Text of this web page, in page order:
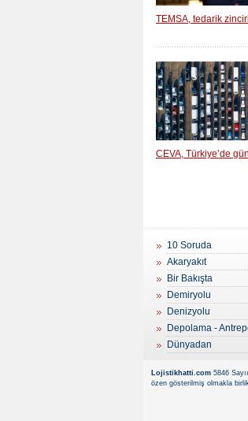
TEMSA, tedarik
CEVA, Türkiye’de
10 Soruda
Akaryakıt
Bir Bakışta
Demiryolu
Denizyolu
Depolama -
Dünyadan
Lojistikhatti.com 5846
özen gösterilmiş olmakla